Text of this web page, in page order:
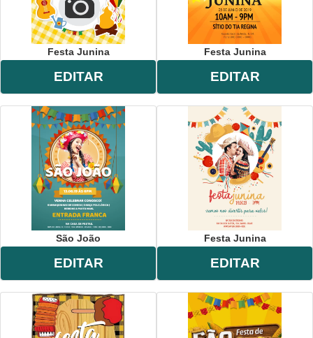
Festa Junina
EDITAR
Festa Junina
EDITAR
São João
EDITAR
Festa Junina
EDITAR